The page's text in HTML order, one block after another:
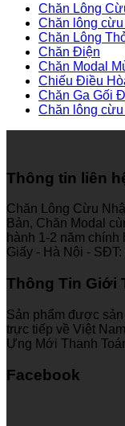
Chăn Lông
Chăn lông
Chăn Lông
Chăn Điện
Chăn Modal
Chiếu Điều
Chăn Ga Gối
Chăn lông
Thông tin liên
Chăn Lông Cừu
Bản, Chăn Modal
hành 1-2 năm
Giấy - Hà Nội -
Thông Tin Giới
Sản phẩm được
trực tiếp về Việt
Ưng Mới Thanh
Facebook